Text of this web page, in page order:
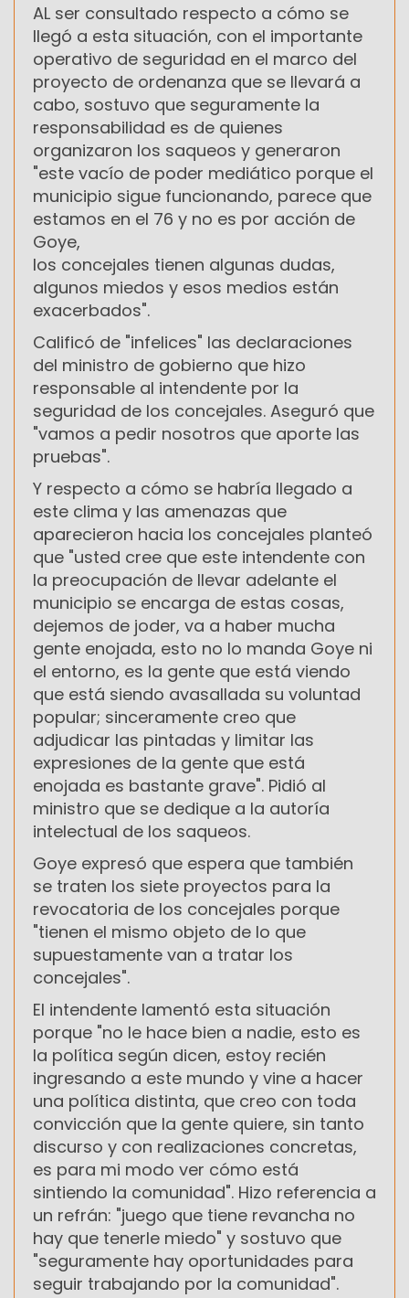
AL ser consultado respecto a cómo se
llegó a esta situación, con el importante
operativo de seguridad en el marco del
proyecto de ordenanza que se llevará a
cabo, sostuvo que seguramente la
responsabilidad es de quienes
organizaron los saqueos y generaron
"este vacío de poder mediático porque el
municipio sigue funcionando, parece que
estamos en el 76 y no es por acción de
Goye,
los concejales tienen algunas dudas,
algunos miedos y esos medios están
exacerbados".
Calificó de "infelices" las declaraciones
del ministro de gobierno que hizo
responsable al intendente por la
seguridad de los concejales. Aseguró que
"vamos a pedir nosotros que aporte las
pruebas".
Y respecto a cómo se habría llegado a
este clima y las amenazas que
aparecieron hacia los concejales planteó
que "usted cree que este intendente con
la preocupación de llevar adelante el
municipio se encarga de estas cosas,
dejemos de joder, va a haber mucha
gente enojada, esto no lo manda Goye ni
el entorno, es la gente que está viendo
que está siendo avasallada su voluntad
popular; sinceramente creo que
adjudicar las pintadas y limitar las
expresiones de la gente que está
enojada es bastante grave". Pidió al
ministro que se dedique a la autoría
intelectual de los saqueos.
Goye expresó que espera que también
se traten los siete proyectos para la
revocatoria de los concejales porque
"tienen el mismo objeto de lo que
supuestamente van a tratar los
concejales".
El intendente lamentó esta situación
porque "no le hace bien a nadie, esto es
la política según dicen, estoy recién
ingresando a este mundo y vine a hacer
una política distinta, que creo con toda
convicción que la gente quiere, sin tanto
discurso y con realizaciones concretas,
es para mi modo ver cómo está
sintiendo la comunidad". Hizo referencia a
un refrán: "juego que tiene revancha no
hay que tenerle miedo" y sostuvo que
"seguramente hay oportunidades para
seguir trabajando por la comunidad".